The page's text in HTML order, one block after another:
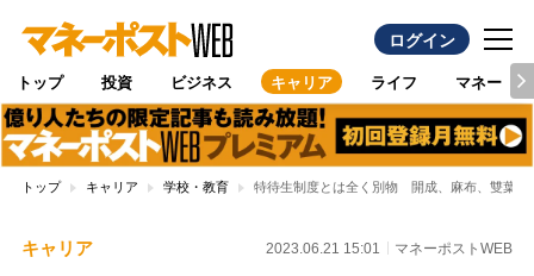
ログイン
トップ 投資 ビジネス キャリア ライフ マネー
トップ キャリア 学校・教育 特待生制度とは全く別物 開成、麻布、雙葉…
キャリア 2023.06.21 15:01 マネーポストWEB